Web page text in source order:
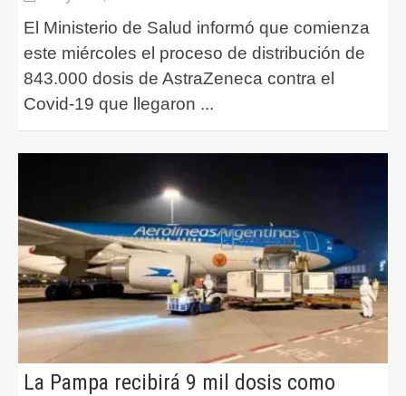
El Ministerio de Salud informó que comienza
este miércoles el proceso de distribución de
843.000 dosis de AstraZeneca contra el
Covid-19 que llegaron ...
La Pampa recibirá 9 mil dosis como